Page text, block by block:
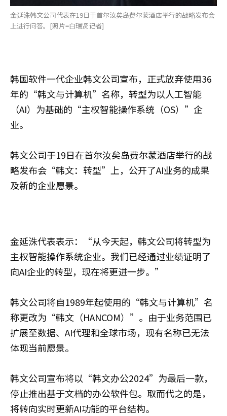
金延洙韩文公司代表在19日于首尔汝矣岛费尔蒙酒店举行的战略发布会
上进行问答。[照片=白瑞贤记者]
韩国软件一代企业韩文公司宣布，正式放弃使用36
年的“韩文与计算机”名称，转型为以人工智能
（AI）为基础的“主权智能操作系统（OS）”企
业。
韩文公司于19日在首尔汝矣岛费尔蒙酒店举行的战
略发布会“韩文：转型”上，公开了AI业务的成果
及新的企业愿景。
金延洙代表表示：“从今天起，韩文公司将转型为
主权智能操作系统企业。我们已经通过业绩证明了
向AI企业的转型，现在将更进一步。”
韩文公司将自1989年起使用的“韩文与计算机”名
称更改为“韩文（HANCOM）”。由于业务范围已
扩展至数据、AI代理和全球市场，现有名称已无法
体现当前愿景。
韩文公司宣布将以“韩文办公2024”为最后一款，
停止推出基于文档的办公软件包。取而代之的是，
将转向实时更新AI功能的平台结构。